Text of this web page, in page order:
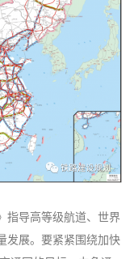
指导高等级航道、世界
发展。要紧紧围绕加快